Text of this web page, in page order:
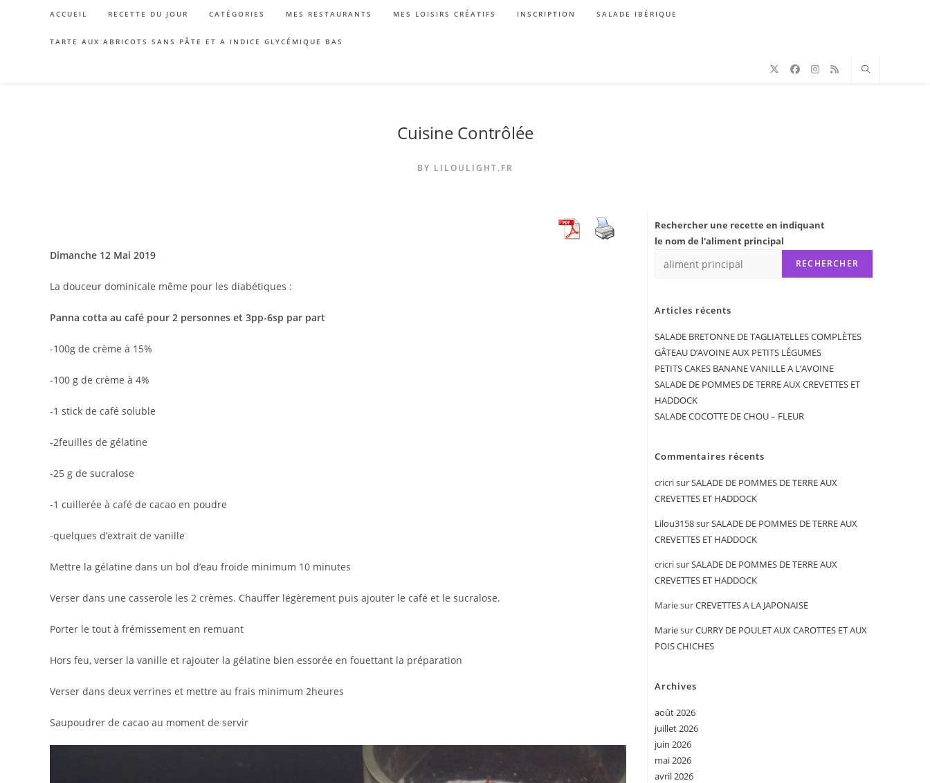
ACCUEIL RECETTE DU JOUR CATÉGORIES MES RESTAURANTS MES LOISIRS CRÉATIFS INSCRIPTION SALADE IBÉRIQUE
TARTE AUX ABRICOTS SANS PÂTE ET A INDICE GLYCÉMIQUE BAS
Cuisine Contrôlée
BY LILOULIGHT.FR
Dimanche 12 Mai 2019
La douceur dominicale même pour les diabétiques :
Panna cotta au café pour 2 personnes et 3pp-6sp par part
-100g de crème à 15%
-100 g de crème à 4%
-1 stick de café soluble
-2feuilles de gélatine
-25 g de sucralose
-1 cuillerée à café de cacao en poudre
-quelques d’extrait de vanille
Mettre la gélatine dans un bol d’eau froide minimum 10 minutes
Verser dans une casserole les 2 crèmes. Chauffer légèrement puis ajouter le café et le sucralose.
Porter le tout à frémissement en remuant
Hors feu, verser la vanille et rajouter la gélatine bien essorée en fouettant la préparation
Verser dans deux verrines et mettre au frais minimum 2heures
Saupoudrer de cacao au moment de servir
Rechercher une recette en indiquant
le nom de l'aliment principal
RECHERCHER
Articles récents
SALADE BRETONNE DE TAGLIATELLES COMPLÈTES
GÂTEAU D’AVOINE AUX PETITS LÉGUMES
PETITS CAKES BANANE VANILLE A L’AVOINE
SALADE DE POMMES DE TERRE AUX CREVETTES ET
HADDOCK
SALADE COCOTTE DE CHOU – FLEUR
Commentaires récents
cricrisurSALADE DE POMMES DE TERRE AUX
CREVETTES ET HADDOCK
Lilou3158surSALADE DE POMMES DE TERRE AUX
CREVETTES ET HADDOCK
cricrisurSALADE DE POMMES DE TERRE AUX
CREVETTES ET HADDOCK
MariesurCREVETTES A LA JAPONAISE
MariesurCURRY DE POULET AUX CAROTTES ET AUX
POIS CHICHES
Archives
août 2026
juillet 2026
juin 2026
mai 2026
avril 2026